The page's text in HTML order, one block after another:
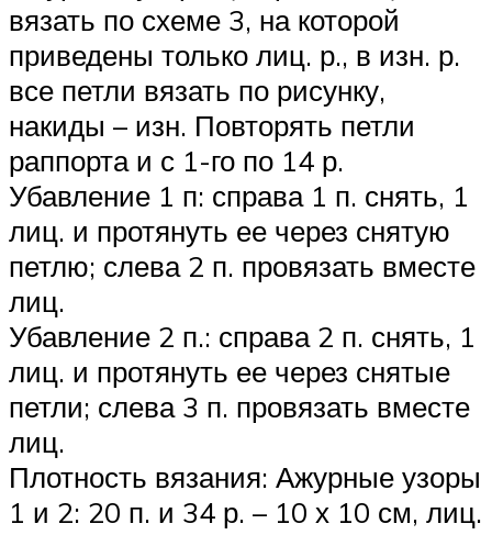
вязать по схеме 3, на которой
приведены только лиц. р., в изн. р.
все петли вязать по рисунку,
накиды – изн. Повторять петли
раппорта и с 1-го по 14 р.
Убавление 1 п: справа 1 п. снять, 1
лиц. и протянуть ее через снятую
петлю; слева 2 п. провязать вместе
лиц.
Убавление 2 п.: справа 2 п. снять, 1
лиц. и протянуть ее через снятые
петли; слева 3 п. провязать вместе
лиц.
Плотность вязания: Ажурные узоры
1 и 2: 20 п. и 34 р. – 10 х 10 см, лиц.